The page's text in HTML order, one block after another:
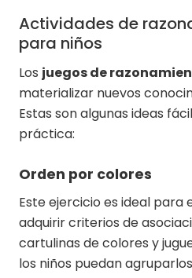
Actividades de
para niños
Los juegos de
materializar nuevos
Estas son algunas ideas
práctica:
Orden por colores
Este ejercicio es ideal para
adquirir criterios de
cartulinas de colores y
los niños puedan